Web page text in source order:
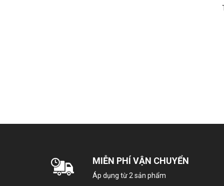
MIỄN PHÍ VẬN CHUYỂN
Áp dụng từ 2 sản phẩm